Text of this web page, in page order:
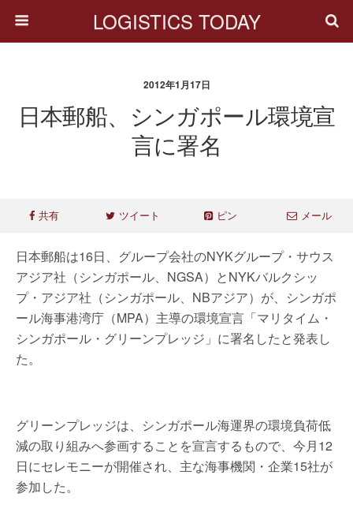
LOGISTICS TODAY
2012年1月17日
日本郵船、シンガポール環境宣
言に署名
共有 ツイート ピン メール
日本郵船は16日、グループ会社のNYKグループ・サウス
アジア社（シンガポール、NGSA）とNYKバルクシッ
プ・アジア社（シンガポール、NBアジア）が、シンガポ
ール海事港湾庁（MPA）主導の環境宣言「マリタイム・
シンガポール・グリーンプレッジ」に署名したと発表し
た。
グリーンプレッジは、シンガポール海運界の環境負荷低
減の取り組みへ参画することを宣言するもので、今月12
日にセレモニーが開催され、主な海事機関・企業15社が
参加した。